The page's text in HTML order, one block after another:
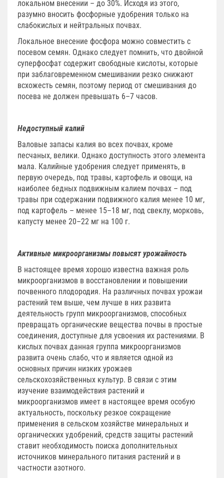
локальном внесении – до 30%. Исходя из этого,
разумно вносить фосфорные удобрения только на
слабокислых и нейтральных почвах.
Локальное внесение фосфора можно совместить с
посевом семян. Однако следует помнить, что двойной
суперфосфат содержит свободные кислоты, которые
при заблаговременном смешивании резко снижают
всхожесть семян, поэтому период от смешивания до
посева не должен превышать 6–7 часов.
Недоступный калий
Валовые запасы калия во всех почвах, кроме
песчаных, велики. Однако доступность этого элемента
мала. Калийные удобрения следует применять, в
первую очередь, под травы, картофель и овощи, на
наиболее бедных подвижным калием почвах – под
травы при содержании подвижного калия менее 10 мг,
под картофель – менее 15–18 мг, под свеклу, морковь,
капусту менее 20–22 мг на 100 г.
Активные микроорганизмы повысят урожайность
В настоящее время хорошо известна важная роль
микроорганизмов в восстановлении и повышении
почвенного плодородия. На различных почвах урожаи
растений тем выше, чем лучше в них развита
деятельность групп микроорганизмов, способных
превращать органические вещества почвы в простые
соединения, доступные для усвоения их растениями. В
кислых почвах данная группа микроорганизмов
развита очень слабо, что и является одной из
основных причин низких урожаев
сельскохозяйственных культур. В связи с этим
изучение взаимодействия растений и
микроорганизмов имеет в настоящее время особую
актуальность, поскольку резкое сокращение
применения в сельском хозяйстве минеральных и
органических удобрений, средств защиты растений
ставит необходимость поиска дополнительных
источников минерального питания растений и в
частности азотного.